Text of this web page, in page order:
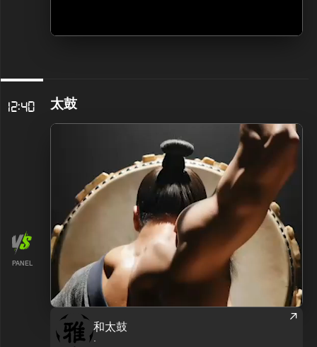
12:40
PANEL
太鼓
和太鼓